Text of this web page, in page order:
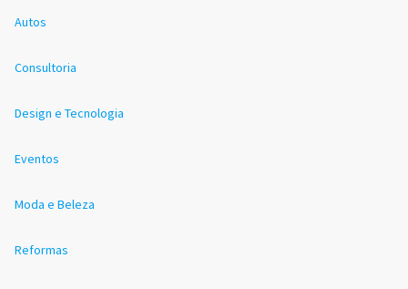
Autos
Consultoria
Design e Tecnologia
Eventos
Moda e Beleza
Reformas